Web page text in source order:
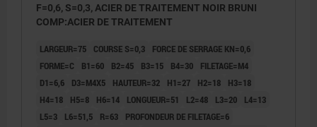
F=0,6, S=0,3, ACIER DE TRAITEMENT NOIR BRUNI
COMP:ACIER DE TRAITEMENT
LARGEUR=75 COURSE S=0,3
FORCE DE SERRAGE KN=0,6
FORME=C
B1=60 B2=45 B3=15 B4=30
FILETAGE=M4
D1=6,6
D3=M4X5 HAUTEUR=32 H1=27 H2=18
H3=18
H4=18
H5=8 H6=14 LONGUEUR=51 L2=48 L3=20
L4=13
L5=3
L6=51,5 R=63
PROFONDEUR DE FILETAGE=6